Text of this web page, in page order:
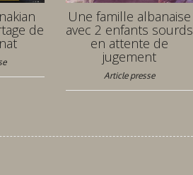
de
Une famille albanaise
avec 2 enfants sourds
en attente de
jugement
Article presse